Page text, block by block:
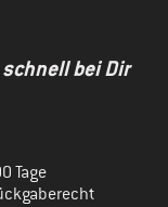
bei Dir
Tage